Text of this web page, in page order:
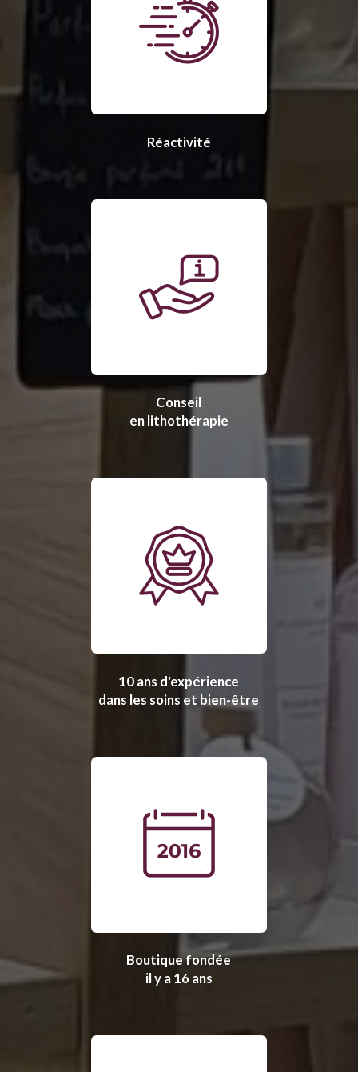
Réactivité
Conseil
en lithothérapie
10 ans d'expérience
dans les soins et bien-être
Boutique fondée
il y a 16 ans